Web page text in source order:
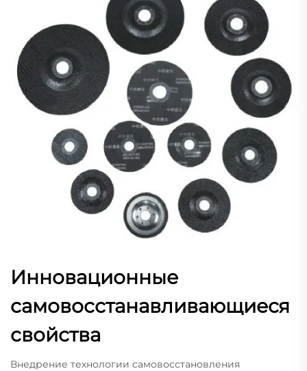
Инновационные
самовосстанавливающиеся
свойства
Внедрение технологии самовосстановления